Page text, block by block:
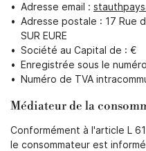
En cochant cette case, vous
désinscrire à tout moment en
Adresse email :
Adresse postale : 17 Rue
SUR EURE
Société au Capital de : €
Enregistrée sous le
Numéro de TVA
Médiateur de la
Conformément à l'article L
le consommateur est